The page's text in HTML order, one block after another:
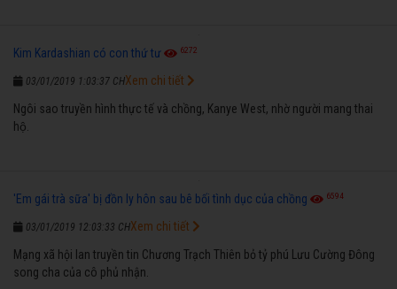
Kim Kardashian có con thứ tư 6272
03/01/2019 1:03:37 CH
Ngôi sao truyền hình thực tế và chồng, Kanye West, nhờ người mang thai
hộ.
Xem chi tiết
'Em gái trà sữa' bị đồn ly hôn sau bê bối tình dục của chồng 6594
03/01/2019 12:03:33 CH
Mạng xã hội lan truyền tin Chương Trạch Thiên bỏ tỷ phú Lưu Cường Đông
song cha của cô phủ nhận.
Xem chi tiết